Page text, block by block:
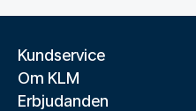
Kundservice
Om KLM
Erbjudanden